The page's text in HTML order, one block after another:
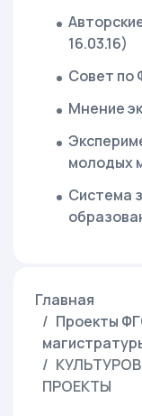
16.03.16)
Совет по
Мнение
молодых
Система
Главная
Проекты
ПРОЕКТЫ